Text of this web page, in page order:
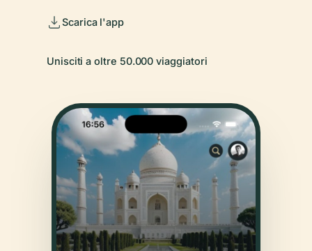
Scarica l'app
Unisciti a oltre 50.000 viaggiatori